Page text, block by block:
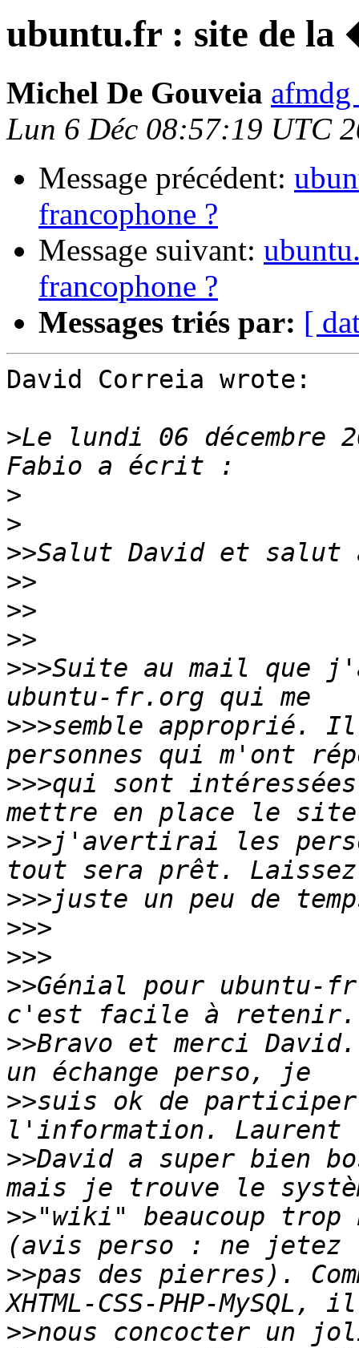
ubuntu.fr : site de la
Michel De Gouveia
Lun 6 Déc 08:57:19 UTC
Message précédent:
francophone ?
Message suivant:
francophone ?
Messages triés par: [
David Correia wrote:
>Le lundi 06 décembre
>
>
>>
>>
>>
>>
>>>Suite au mail que
>>>semble approprié. Il
>>>qui sont
>>>j'avertirai les
>>>
>>>
>>>
>>Génial pour ubuntu-
>>Bravo et merci
>>suis ok de
>>David a super bien
>>"wiki" beaucoup
>>pas des pierres).
>>nous concocter un